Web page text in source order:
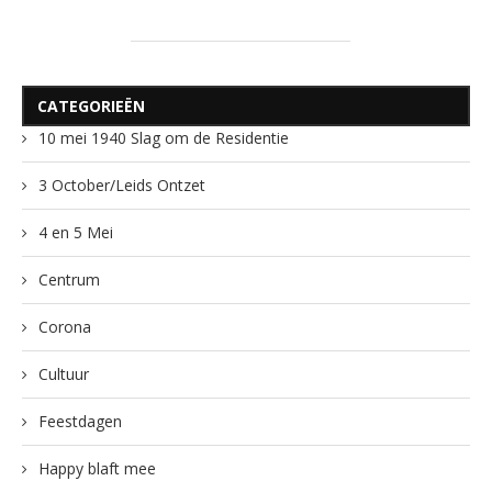
CATEGORIEËN
10 mei 1940 Slag om de Residentie
3 October/Leids Ontzet
4 en 5 Mei
Centrum
Corona
Cultuur
Feestdagen
Happy blaft mee